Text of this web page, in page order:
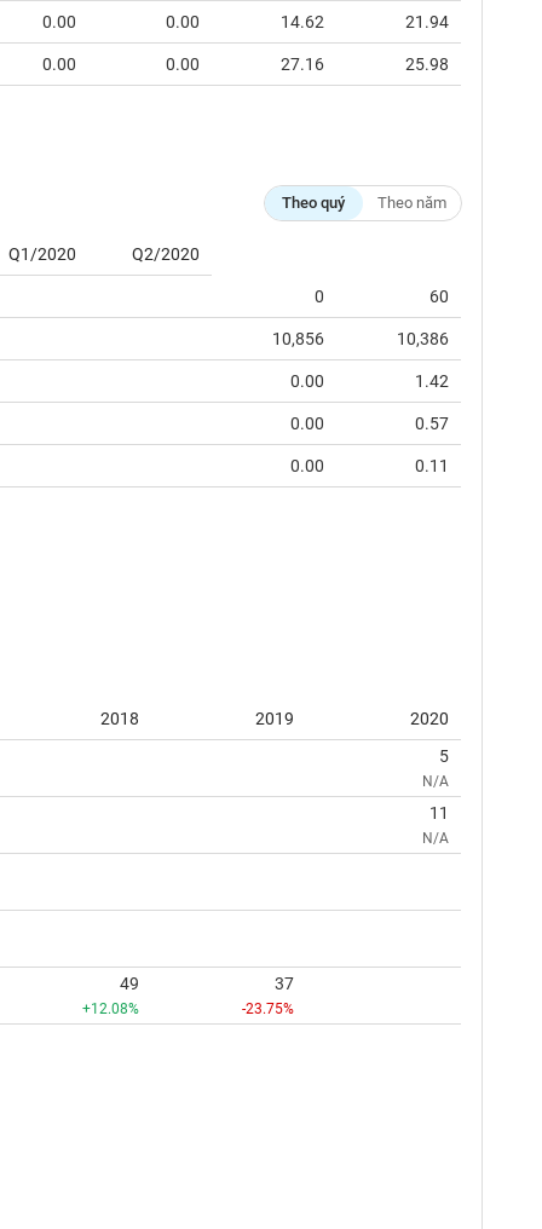
0.00 0.00 14.62 21.94
0.00 0.00 27.16 25.98
Theo quý Theo năm
Q1/2020 Q2/2020
0 60
10,856 10,386
0.00 1.42
0.00 0.57
0.00 0.11
2018 2019
2020
5
N/A
11
N/A
49
+12.08%
37
-23.75%